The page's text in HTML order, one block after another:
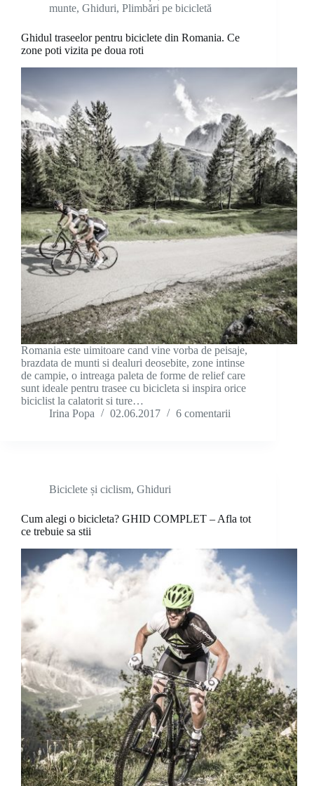
munte, Ghiduri, Plimbări pe bicicletă
Ghidul traseelor pentru biciclete din Romania. Ce
zone poti vizita pe doua roti
Romania este uimitoare cand vine vorba de peisaje,
brazdata de munti si dealuri deosebite, zone intinse
de campie, o intreaga paleta de forme de relief care
sunt ideale pentru trasee cu bicicleta si inspira orice
biciclist la calatorit si ture…
Irina Popa
02.06.2017 6 comentarii
Biciclete și ciclism, Ghiduri
Cum alegi o bicicleta? GHID COMPLET – Afla tot
ce trebuie sa stii